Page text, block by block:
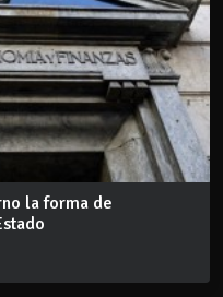
la forma de